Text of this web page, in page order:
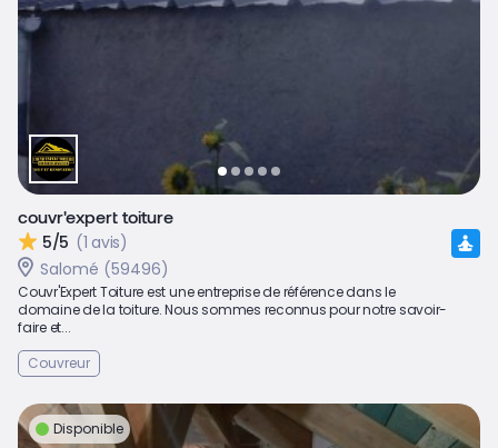
couvr'expert toiture
5/5 (1 avis)
Salomé (59496)
Couvr'Expert Toiture est une entreprise de référence dans le
domaine de la toiture. Nous sommes reconnus pour notre savoir-
faire et...
Couvreur
Disponible